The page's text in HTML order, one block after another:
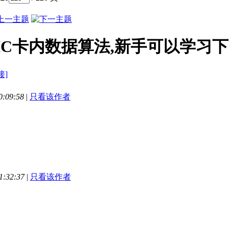
卡内数据算法,新手可以学习下
]
| 只看该作者
| 只看该作者